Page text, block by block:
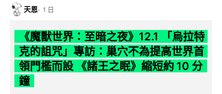
天恩 1 日
《魔獸世界：至暗之夜》12.1 「烏拉特
克的詛咒」專訪：巢穴不為提高世界首
領門檻而設 《諸王之眠》縮短約 10 分
鐘